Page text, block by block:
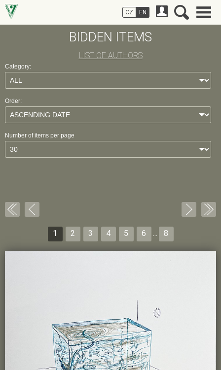
BIDDEN ITEMS
LIST OF AUTHORS
Category:
Order:
Number of items per page
1 2 3 4 5 6 ... 8
CZ EN